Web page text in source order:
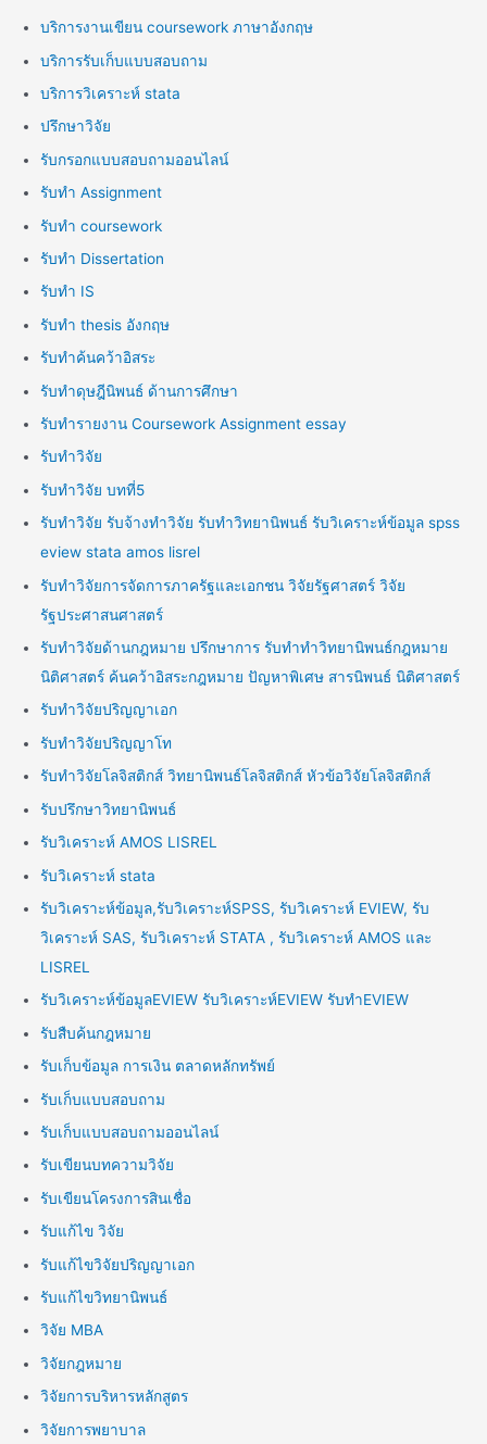
บริการงานเขียน coursework ภาษาอังกฤษ
บริการรับเก็บแบบสอบถาม
บริการวิเคราะห์ stata
ปรึกษาวิจัย
รับกรอกแบบสอบถามออนไลน์
รับทำ Assignment
รับทำ coursework
รับทำ Dissertation
รับทำ IS
รับทำ thesis อังกฤษ
รับทำค้นคว้าอิสระ
รับทำดุษฎีนิพนธ์ ด้านการศึกษา
รับทำรายงาน Coursework Assignment essay
รับทำวิจัย
รับทำวิจัย บทที่5
รับทำวิจัย รับจ้างทำวิจัย รับทำวิทยานิพนธ์ รับวิเคราะห์ข้อมูล spss
eview stata amos lisrel
รับทำวิจัยการจัดการภาครัฐและเอกชน วิจัยรัฐศาสตร์ วิจัย
รัฐประศาสนศาสตร์
รับทำวิจัยด้านกฎหมาย ปรึกษาการ รับทำทำวิทยานิพนธ์กฎหมาย
นิติศาสตร์ ค้นคว้าอิสระกฎหมาย ปัญหาพิเศษ สารนิพนธ์ นิติศาสตร์
รับทำวิจัยปริญญาเอก
รับทำวิจัยปริญญาโท
รับทำวิจัยโลจิสติกส์ วิทยานิพนธ์โลจิสติกส์ หัวข้อวิจัยโลจิสติกส์
รับปรึกษาวิทยานิพนธ์
รับวิเคราะห์ AMOS LISREL
รับวิเคราะห์ stata
รับวิเคราะห์ข้อมูล,รับวิเคราะห์SPSS, รับวิเคราะห์ EVIEW, รับ
วิเคราะห์ SAS, รับวิเคราะห์ STATA , รับวิเคราะห์ AMOS และ
LISREL
รับวิเคราะห์ข้อมูลEVIEW รับวิเคราะห์EVIEW รับทำEVIEW
รับสืบค้นกฎหมาย
รับเก็บข้อมูล การเงิน ตลาดหลักทรัพย์
รับเก็บแบบสอบถาม
รับเก็บแบบสอบถามออนไลน์
รับเขียนบทความวิจัย
รับเขียนโครงการสินเชื่อ
รับแก้ไข วิจัย
รับแก้ไขวิจัยปริญญาเอก
รับแก้ไขวิทยานิพนธ์
วิจัย MBA
วิจัยกฎหมาย
วิจัยการบริหารหลักสูตร
วิจัยการพยาบาล